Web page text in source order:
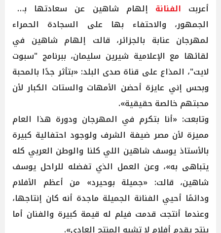
أعربت الفنانة إلهام شاهين عن سعادتها بحب
الجمهور، والاحتفاء بها على السجادة الحمراء
لمهرجان عنابة بالجزائر، قالت إلهام شاهين في
لقائها مع الإعلامية شيرين سليمان، ببرنامج "سبوت
لايت"، المذاع على قناة صدى البلد: «بتأثر جدًا بالمحبة
وبحس إني عايزة أحضن الأمهات والستات الكبار لأن
محبتهم خالصة حقيقية».
وتابعت: «أنا بتكرم في المهرجان ودورة هذا العام
مميزة لأن مصر ضيفة الشرف ولوجود احتفالية كبيرة
بالأستاذ يوسف شاهين اللي كلنا والوطن العربي كله
يتباهى به»، وعن العمل الذي تفضله للراحل يوسف
شاهين، قالت: «جميلة بوحيرد» من أعظم الأفلام
ودائمًا أحيي الفنانة الجميلة ماجدة أنه كان إنتاجها،
وعندما أنتجت قدمت فيلم له قيمة كبيرة والفنان أما
ينتج يقدم أفلام لا تشبه المنتج العادي».